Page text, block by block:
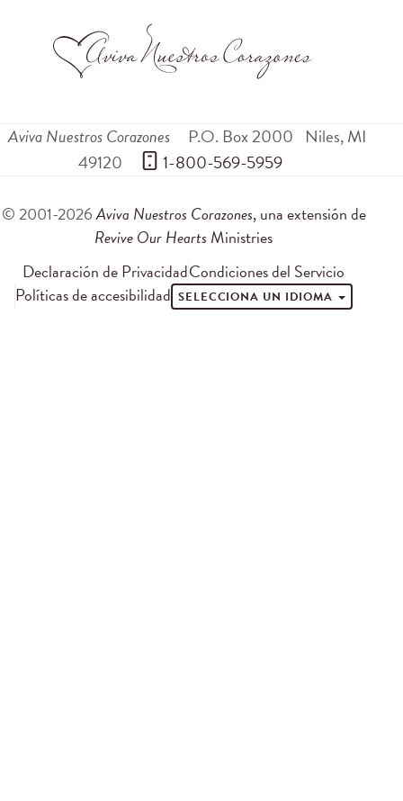
Aviva Nuestros Corazones P.O. Box 2000 Niles,MI
49120
1-800-569-5959
© 2001-2026Aviva Nuestros Corazones, una extensión de
Revive Our Hearts Ministries
Declaración de PrivacidadCondiciones del Servicio
Políticas de accesibilidad SELECCIONA UN IDIOMA